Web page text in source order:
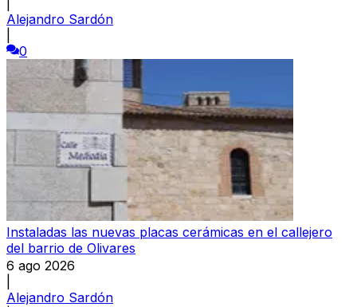
Alejandro Sardón
0
Instaladas las nuevas placas cerámicas en el callejero
del barrio de Olivares
6 ago 2026
Alejandro Sardón